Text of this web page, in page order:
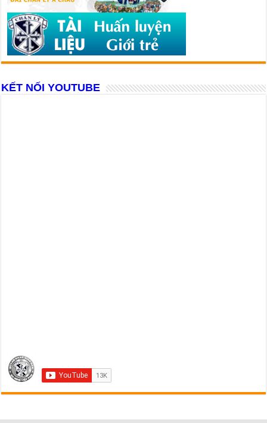
KẾT NỐI YOUTUBE